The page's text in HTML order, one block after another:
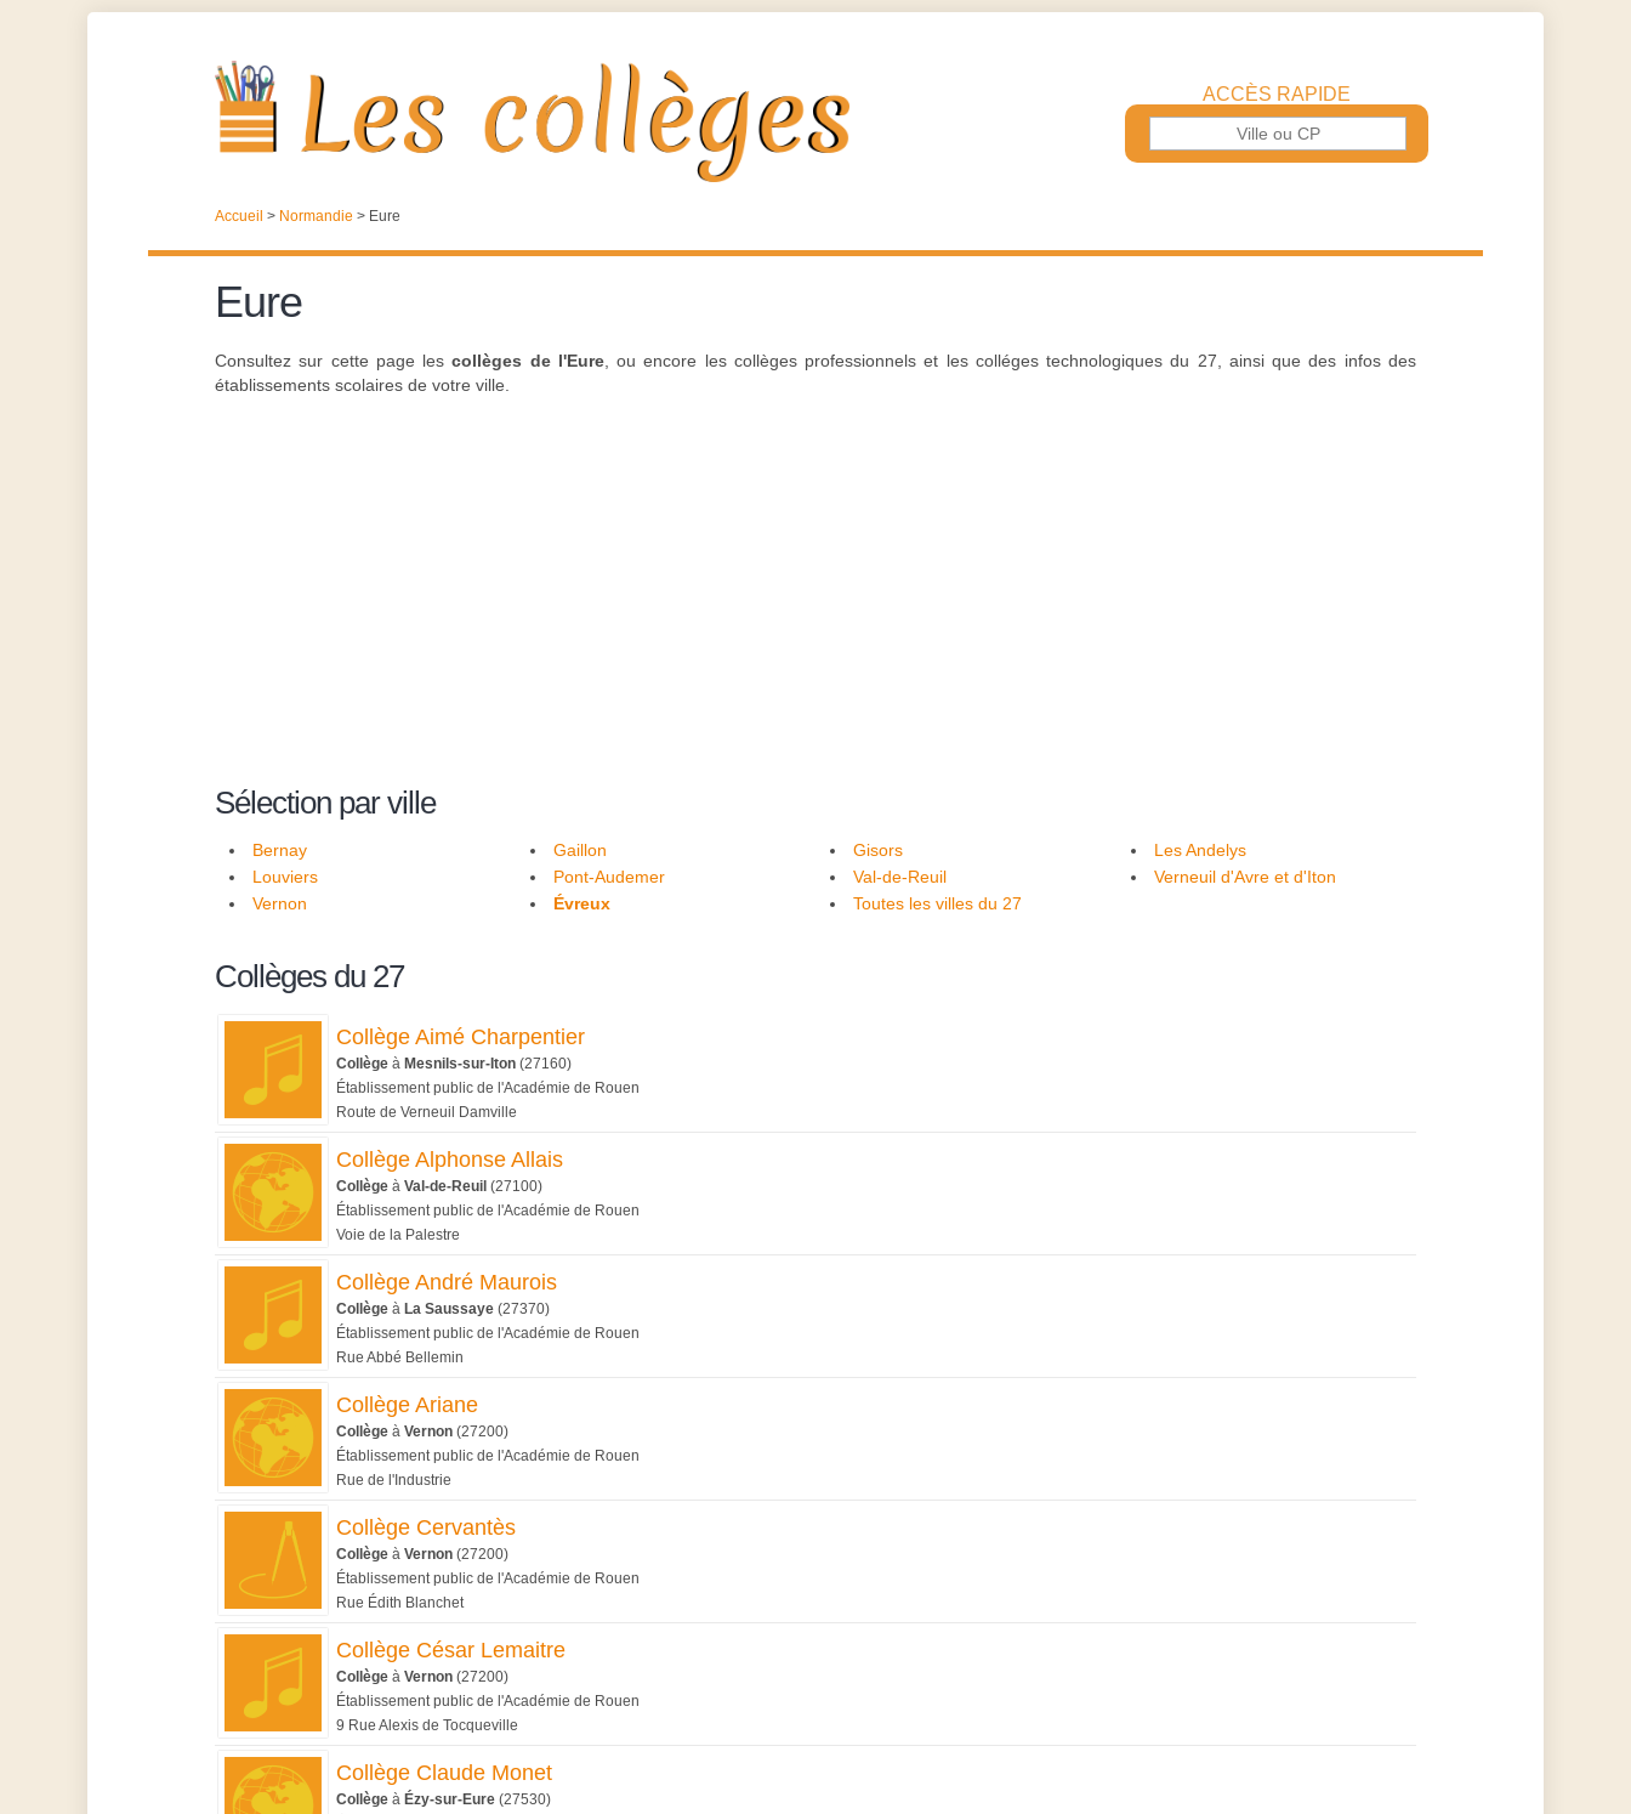
ACCÈS RAPIDE
Accueil > Normandie > Eure
Eure
Consultez sur cette page lescollèges de l'Eure, ou encore les collèges professionnels et les colléges technologiques du 27, ainsi que des infos des
établissements scolaires de votre ville.
Sélection par ville
Bernay Gaillon Gisors
Les Andelys
Louviers
Pont-Audemer Val-de-Reuil
Verneuil d'Avre et d'Iton
Vernon
Évreux Toutes les villes du 27
Collèges du 27
Collège Aimé Charpentier
Collège à Mesnils-sur-Iton (27160)
Établissement public de l'Académie de Rouen
Route de Verneuil Damville
Collège Alphonse Allais
Collège à Val-de-Reuil (27100)
Établissement public de l'Académie de Rouen
Voie de la Palestre
Collège André Maurois
Collège à La Saussaye (27370)
Établissement public de l'Académie de Rouen
Rue Abbé Bellemin
Collège Ariane
Collège à Vernon (27200)
Établissement public de l'Académie de Rouen
Rue de l'Industrie
Collège Cervantès
Collège à Vernon (27200)
Établissement public de l'Académie de Rouen
Rue Édith Blanchet
Collège César Lemaitre
Collège à Vernon (27200)
Établissement public de l'Académie de Rouen
9 Rue Alexis de Tocqueville
Collège Claude Monet
Collège à Ézy-sur-Eure (27530)